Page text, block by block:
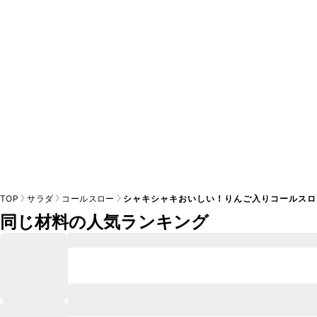
TOP サラダ コールスロー シャキシャキおいしい！りんご入りコールス
同じ材料の人気ランキング